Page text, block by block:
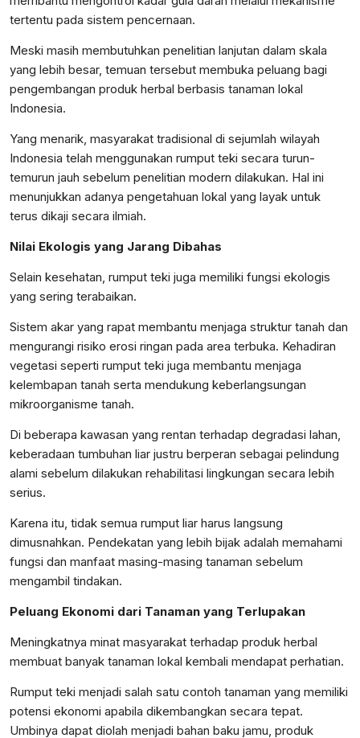
tertentu pada sistem pencernaan.
Meski masih membutuhkan penelitian lanjutan dalam skala
yang lebih besar, temuan tersebut membuka peluang bagi
pengembangan produk herbal berbasis tanaman lokal
Indonesia.
Yang menarik, masyarakat tradisional di sejumlah wilayah
Indonesia telah menggunakan rumput teki secara turun-
temurun jauh sebelum penelitian modern dilakukan. Hal ini
menunjukkan adanya pengetahuan lokal yang layak untuk
terus dikaji secara ilmiah.
Nilai Ekologis yang Jarang Dibahas
Selain kesehatan, rumput teki juga memiliki fungsi ekologis
yang sering terabaikan.
Sistem akar yang rapat membantu menjaga struktur tanah dan
mengurangi risiko erosi ringan pada area terbuka. Kehadiran
vegetasi seperti rumput teki juga membantu menjaga
kelembapan tanah serta mendukung keberlangsungan
mikroorganisme tanah.
Di beberapa kawasan yang rentan terhadap degradasi lahan,
keberadaan tumbuhan liar justru berperan sebagai pelindung
alami sebelum dilakukan rehabilitasi lingkungan secara lebih
serius.
Karena itu, tidak semua rumput liar harus langsung
dimusnahkan. Pendekatan yang lebih bijak adalah memahami
fungsi dan manfaat masing-masing tanaman sebelum
mengambil tindakan.
Peluang Ekonomi dari Tanaman yang Terlupakan
Meningkatnya minat masyarakat terhadap produk herbal
membuat banyak tanaman lokal kembali mendapat perhatian.
Rumput teki menjadi salah satu contoh tanaman yang memiliki
potensi ekonomi apabila dikembangkan secara tepat.
Umbinya dapat diolah menjadi bahan baku jamu, produk